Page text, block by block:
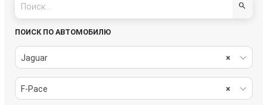
ПОИСК ПО АВТОМОБИЛЮ
×
Jaguar
×
F-Pace